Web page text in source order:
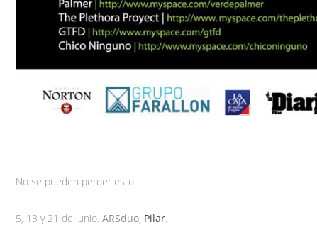
No se pueden perder esto.
5, 13 y 21 de junio. ARSduo, Pilar.